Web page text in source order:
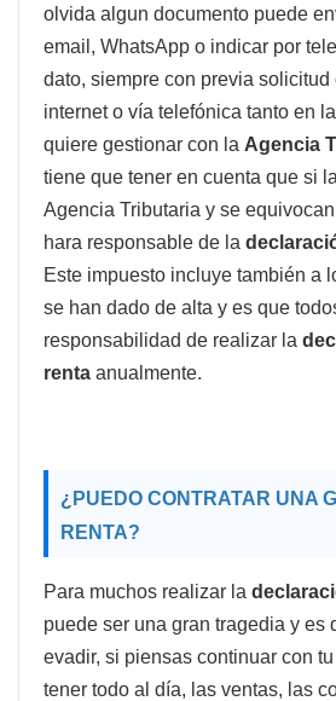
olvida algun documento puede
email, WhatsApp o indicar por
dato, siempre con previa solicitud
internet o vía telefónica tanto en la
quiere gestionar con la Agencia
tiene que tener en cuenta que si
Agencia Tributaria y se
hara responsable de la
Este impuesto incluye también a
se han dado de alta y es que
responsabilidad de realizar la
renta anualmente.
¿PUEDO CONTRATAR UNA
RENTA?
Para muchos realizar la
puede ser una gran tragedia y es
evadir, si piensas continuar con
tener todo al día, las ventas, las